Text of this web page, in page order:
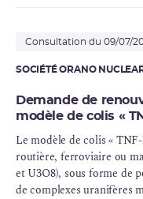
Consultation du 09/07/
SOCIÉTÉ ORANO
Demande de
modèle de colis «
Le modèle de colis «
routière, ferroviaire ou
et U3O8), sous forme de
de complexes uranifères